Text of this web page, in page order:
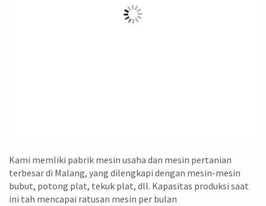
Kami memliki pabrik mesin usaha dan mesin pertanian
terbesar di Malang, yang dilengkapi dengan mesin-mesin
bubut, potong plat, tekuk plat, dll. Kapasitas produksi saat
ini tah mencapai ratusan mesin per bulan